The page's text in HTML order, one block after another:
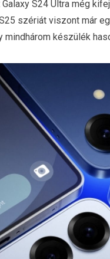
S24 Ultra még
szériát viszont már
mindhárom készülék